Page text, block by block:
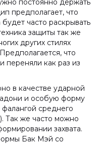
постоянно держать
предполагает, что
часто раскрывать
защиты так же
других стилях
что
переняли как раз из
в качестве ударной
и особую форму
среднего
Так же часто можно
захвата.
Бак Мэй со